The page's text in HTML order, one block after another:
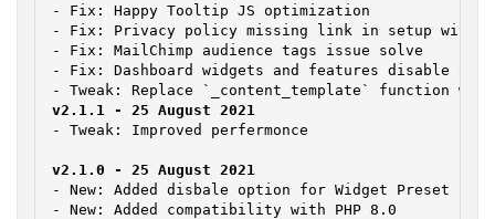
- Fix: Happy Tooltip JS optimization
- Fix: Privacy policy missing link in setup wizard
- Fix: MailChimp audience tags issue solve
- Fix: Dashboard widgets and features disable all
- Tweak: Improved perfermonce
- New: Added disbale option for Widget Preset
- New: Added compatibility with PHP 8.0